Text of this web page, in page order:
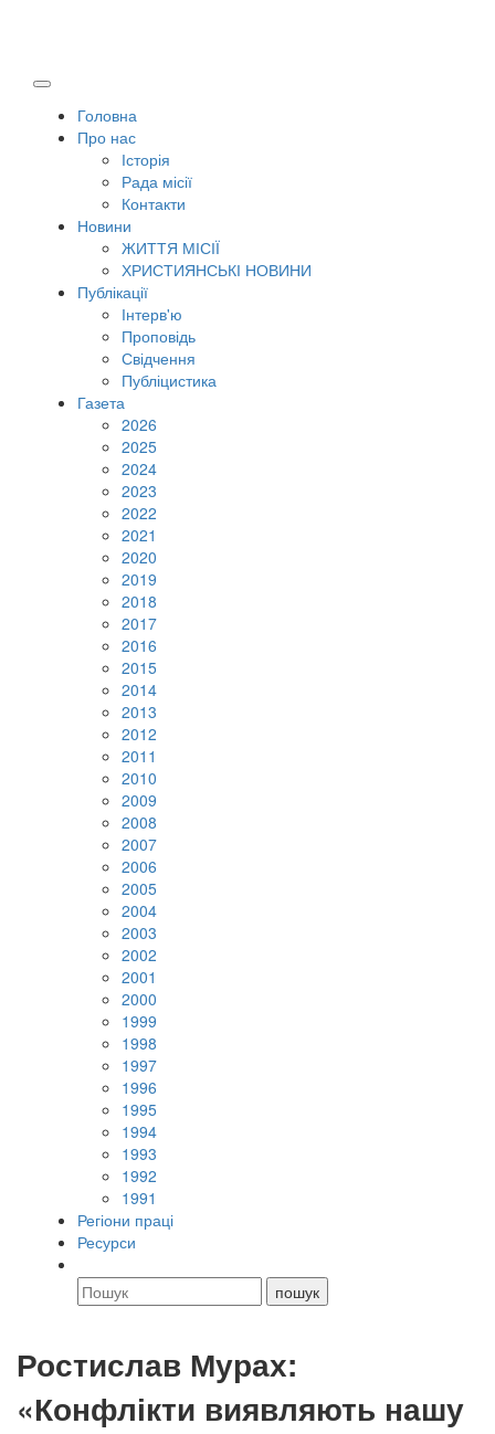
Головна
Про нас
Історія
Рада місії
Контакти
Новини
ЖИТТЯ МІСІЇ
ХРИСТИЯНСЬКІ НОВИНИ
Публікації
Інтерв'ю
Проповідь
Свідчення
Публіцистика
Газета
2026
2025
2024
2023
2022
2021
2020
2019
2018
2017
2016
2015
2014
2013
2012
2011
2010
2009
2008
2007
2006
2005
2004
2003
2002
2001
2000
1999
1998
1997
1996
1995
1994
1993
1992
1991
Регіони праці
Ресурси
Ростислав Мурах:
«Конфлікти виявляють нашу